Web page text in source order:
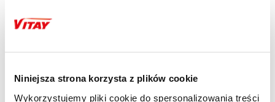
Niniejsza strona korzysta z plików cookie
Wykorzystujemy pliki cookie do spersonalizowania treści